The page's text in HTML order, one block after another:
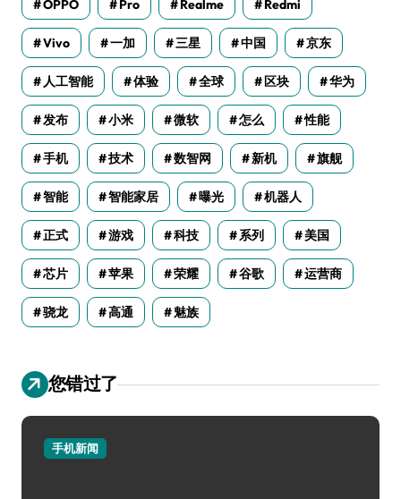
OPPO Pro Realme Redmi
Vivo 一加 三星 中国 京东
人工智能 体验 全球 区块 华为
发布 小米 微软 怎么 性能
手机 技术 数智网 新机 旗舰
智能 智能家居 曝光 机器人
正式 游戏 科技 系列 美国
芯片 苹果 荣耀 谷歌 运营商
骁龙 高通 魅族
您错过了
手机新闻